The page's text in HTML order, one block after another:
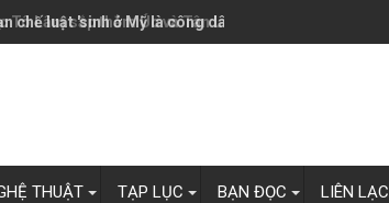
chế luật 'sinh ở Mỹ là công dân Mỹ'
Lâm sắp thăm Úc và Tân Lây Lan
THUẬT TẠP LỤC BẠN ĐỌC LIÊN LẠC